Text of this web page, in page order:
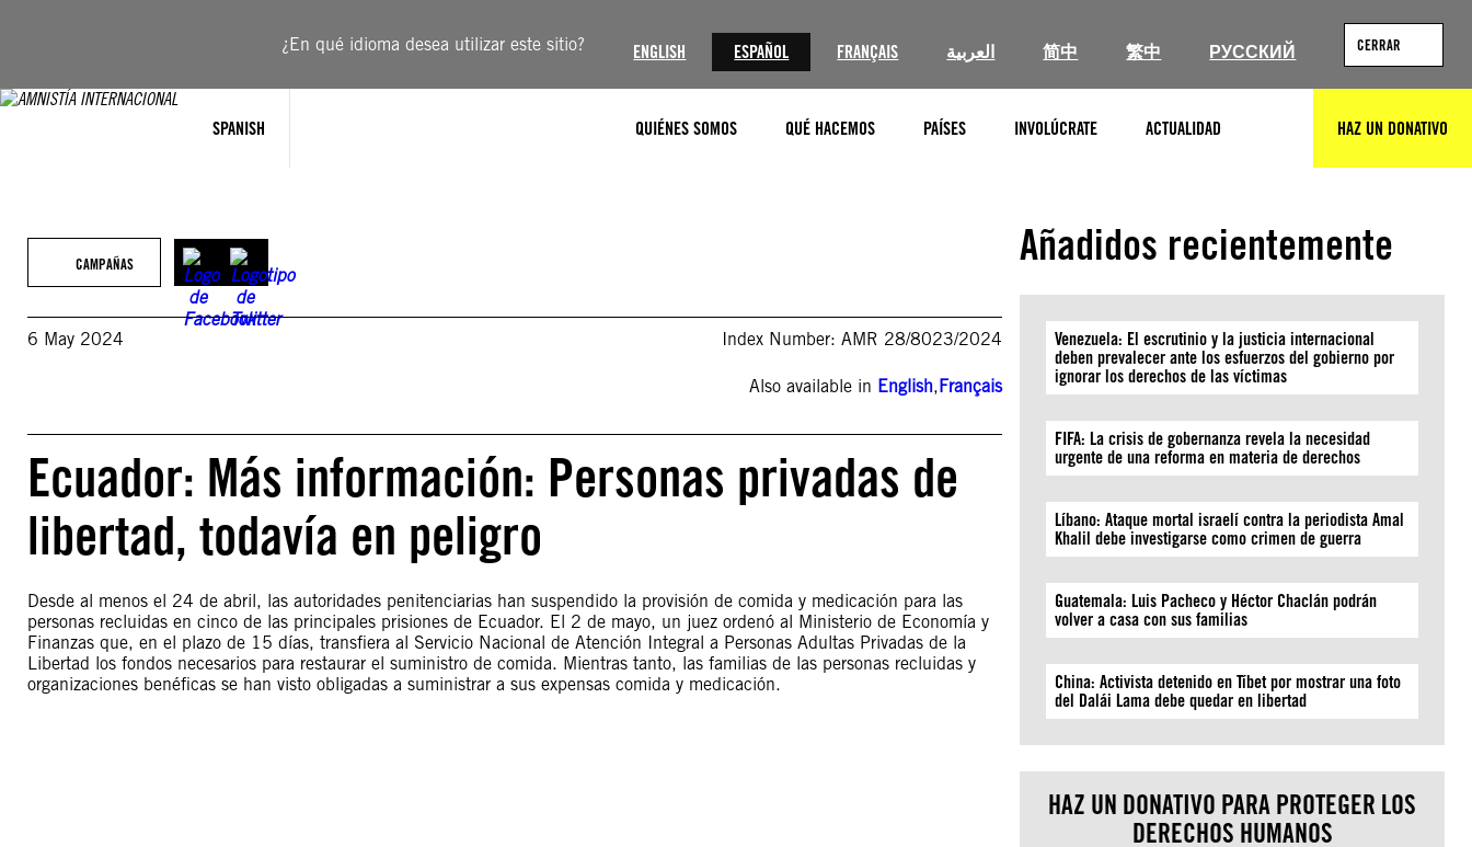
¿En qué idioma desea utilizar este sitio? ENGLISH ESPAÑOL FRANÇAIS العربية 简中 繁中 РУССКИЙ CERRAR
SPANISH QUIÉNES SOMOS QUÉ HACEMOS PAÍSES INVOLÚCRATE ACTUALIDAD HAZ UN DONATIVO
CAMPAÑAS
6 May 2024 Index Number: AMR 28/8023/2024
Also available in English,Français
Ecuador: Más información: Personas privadas de
libertad, todavía en peligro
Desde al menos el 24 de abril, las autoridades penitenciarias han suspendido la provisión de comida y medicación para las
personas recluidas en cinco de las principales prisiones de Ecuador. El 2 de mayo, un juez ordenó al Ministerio de Economía y
Finanzas que, en el plazo de 15 días, transfiera al Servicio Nacional de Atención Integral a Personas Adultas Privadas de la
Libertad los fondos necesarios para restaurar el suministro de comida. Mientras tanto, las familias de las personas recluidas y
organizaciones benéficas se han visto obligadas a suministrar a sus expensas comida y medicación.
Añadidos recientemente
Venezuela: El escrutinio y la justicia internacional
deben prevalecer ante los esfuerzos del gobierno por
ignorar los derechos de las víctimas
FIFA: La crisis de gobernanza revela la necesidad
urgente de una reforma en materia de derechos
Líbano: Ataque mortal israelí contra la periodista Amal
Khalil debe investigarse como crimen de guerra
Guatemala: Luis Pacheco y Héctor Chaclán podrán
volver a casa con sus familias
China: Activista detenido en Tíbet por mostrar una foto
del Dalái Lama debe quedar en libertad
HAZ UN DONATIVO PARA PROTEGER LOS
DERECHOS HUMANOS